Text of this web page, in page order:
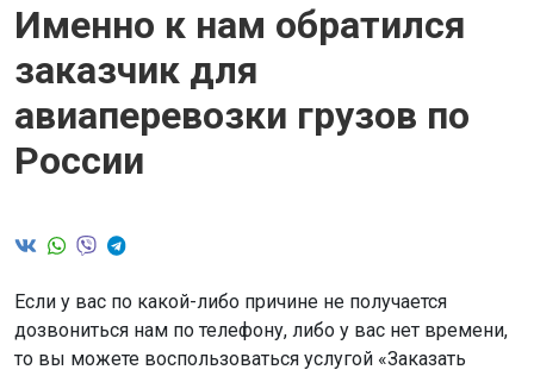
Именно к нам обратился
заказчик для
авиаперевозки грузов по
России
Если у вас по какой-либо причине не получается
дозвониться нам по телефону, либо у вас нет времени,
то вы можете воспользоваться услугой «Заказать